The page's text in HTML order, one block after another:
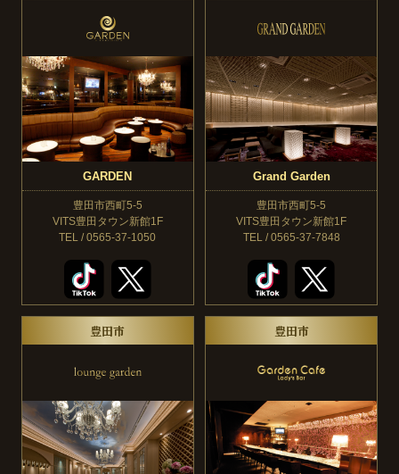
GARDEN
豊田市西町5-5
VITS豊田タウン新館1F
TEL / 0565-37-1050
Grand Garden
豊田市西町5-5
VITS豊田タウン新館1F
TEL / 0565-37-7848
豊田市 豊田市